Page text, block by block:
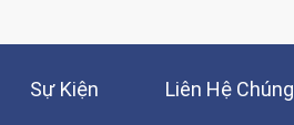
Sự Kiện Liên Hệ Chúng